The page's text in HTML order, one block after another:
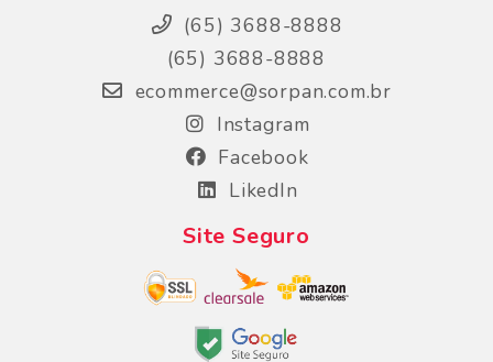
(65) 3688-8888
(65) 3688-8888
ecommerce@sorpan.com.br
Instagram
Facebook
LikedIn
Site Seguro